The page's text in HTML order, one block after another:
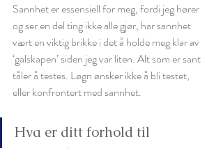
Sannhet er essensiell for meg, fordi jeg hører
og ser en del ting ikke alle gjør, har sannhet
vært en viktig brikke i det å holde meg klar av
‘galskapen’ siden jeg var liten. Alt som er sant
tåler å testes. Løgn ønsker ikke å bli testet,
eller konfrontert med sannhet.
Hva er ditt forhold til